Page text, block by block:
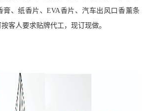
膏、纸香片、EVA香片、汽车出风口香薰条
客人要求贴牌代工，现订现做。